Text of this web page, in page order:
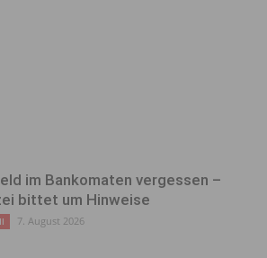
im Bankomaten vergessen –
bittet um Hinweise
7. August 2026